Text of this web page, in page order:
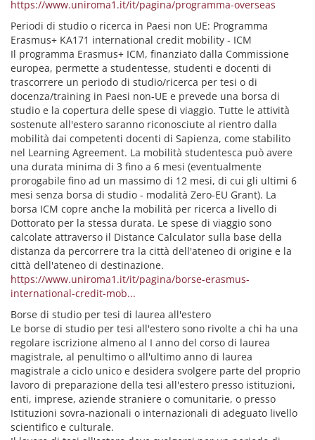
https://www.uniroma1.it/it/pagina/programma-overseas
Periodi di studio o ricerca in Paesi non UE: Programma
Erasmus+ KA171 international credit mobility - ICM
Il programma Erasmus+ ICM, finanziato dalla Commissione
europea, permette a studentesse, studenti e docenti di
trascorrere un periodo di studio/ricerca per tesi o di
docenza/training in Paesi non-UE e prevede una borsa di
studio e la copertura delle spese di viaggio. Tutte le attività
sostenute all'estero saranno riconosciute al rientro dalla
mobilità dai competenti docenti di Sapienza, come stabilito
nel Learning Agreement. La mobilità studentesca può avere
una durata minima di 3 fino a 6 mesi (eventualmente
prorogabile fino ad un massimo di 12 mesi, di cui gli ultimi 6
mesi senza borsa di studio - modalità Zero-EU Grant). La
borsa ICM copre anche la mobilità per ricerca a livello di
Dottorato per la stessa durata. Le spese di viaggio sono
calcolate attraverso il Distance Calculator sulla base della
distanza da percorrere tra la città dell'ateneo di origine e la
città dell'ateneo di destinazione.
https://www.uniroma1.it/it/pagina/borse-erasmus-
international-credit-mob...
Borse di studio per tesi di laurea all'estero
Le borse di studio per tesi all'estero sono rivolte a chi ha una
regolare iscrizione almeno al I anno del corso di laurea
magistrale, al penultimo o all'ultimo anno di laurea
magistrale a ciclo unico e desidera svolgere parte del proprio
lavoro di preparazione della tesi all'estero presso istituzioni,
enti, imprese, aziende straniere o comunitarie, o presso
Istituzioni sovra-nazionali o internazionali di adeguato livello
scientifico e culturale.